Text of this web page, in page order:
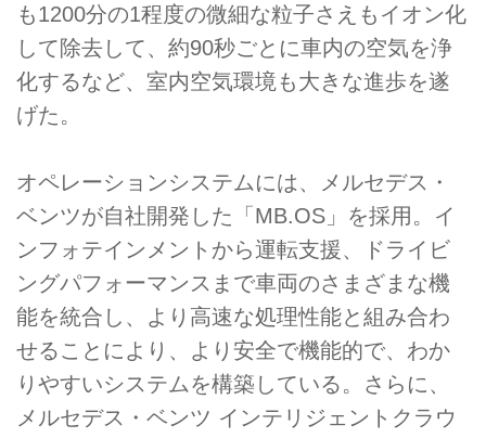
も1200分の1程度の微細な粒子さえもイオン化
して除去して、約90秒ごとに車内の空気を浄
化するなど、室内空気環境も大きな進歩を遂
げた。
オペレーションシステムには、メルセデス・
ベンツが自社開発した「MB.OS」を採用。イ
ンフォテインメントから運転支援、ドライビ
ングパフォーマンスまで車両のさまざまな機
能を統合し、より高速な処理性能と組み合わ
せることにより、より安全で機能的で、わか
りやすいシステムを構築している。さらに、
メルセデス・ベンツ インテリジェントクラウ